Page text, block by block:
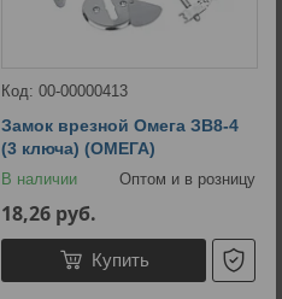
00-00000413
Замок врезной Омега ЗВ8-4
(3 ключа) (ОМЕГА)
В наличии Оптом и в розницу
18,26 руб.
Купить